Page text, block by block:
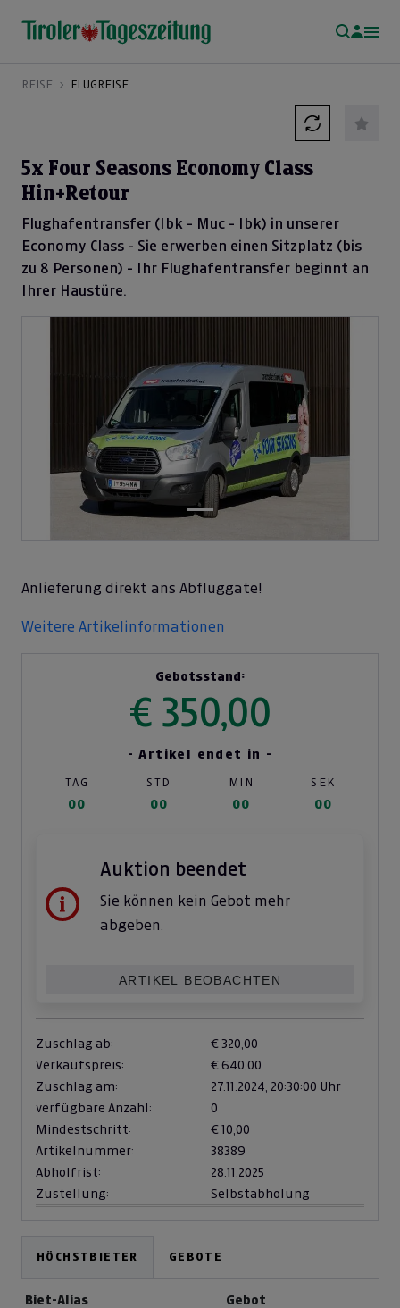
REISE FLUGREISE
5x Four Seasons Economy Class
Hin+Retour
Flughafentransfer (Ibk - Muc - Ibk) in unserer
Economy Class - Sie erwerben einen Sitzplatz (bis
zu 8 Personen) - Ihr Flughafentransfer beginnt an
Ihrer Haustüre.
Anlieferung direkt ans Abfluggate!
Weitere Artikelinformationen
Gebotsstand:
€ 350,00
- Artikel endet in -
TAG STD MIN SEK
00 00 00 00
Auktion beendet
Sie können kein Gebot mehr
abgeben.
ARTIKEL BEOBACHTEN
Zuschlag ab:
€ 320,00
Verkaufspreis:
€ 640,00
Zuschlag am:
27.11.2024, 20:30:00 Uhr
verfügbare Anzahl:
0
Mindestschritt:
€ 10,00
Artikelnummer:
38389
Abholfrist:
28.11.2025
Zustellung:
Selbstabholung
HÖCHSTBIETER GEBOTE
Biet-Alias Gebot